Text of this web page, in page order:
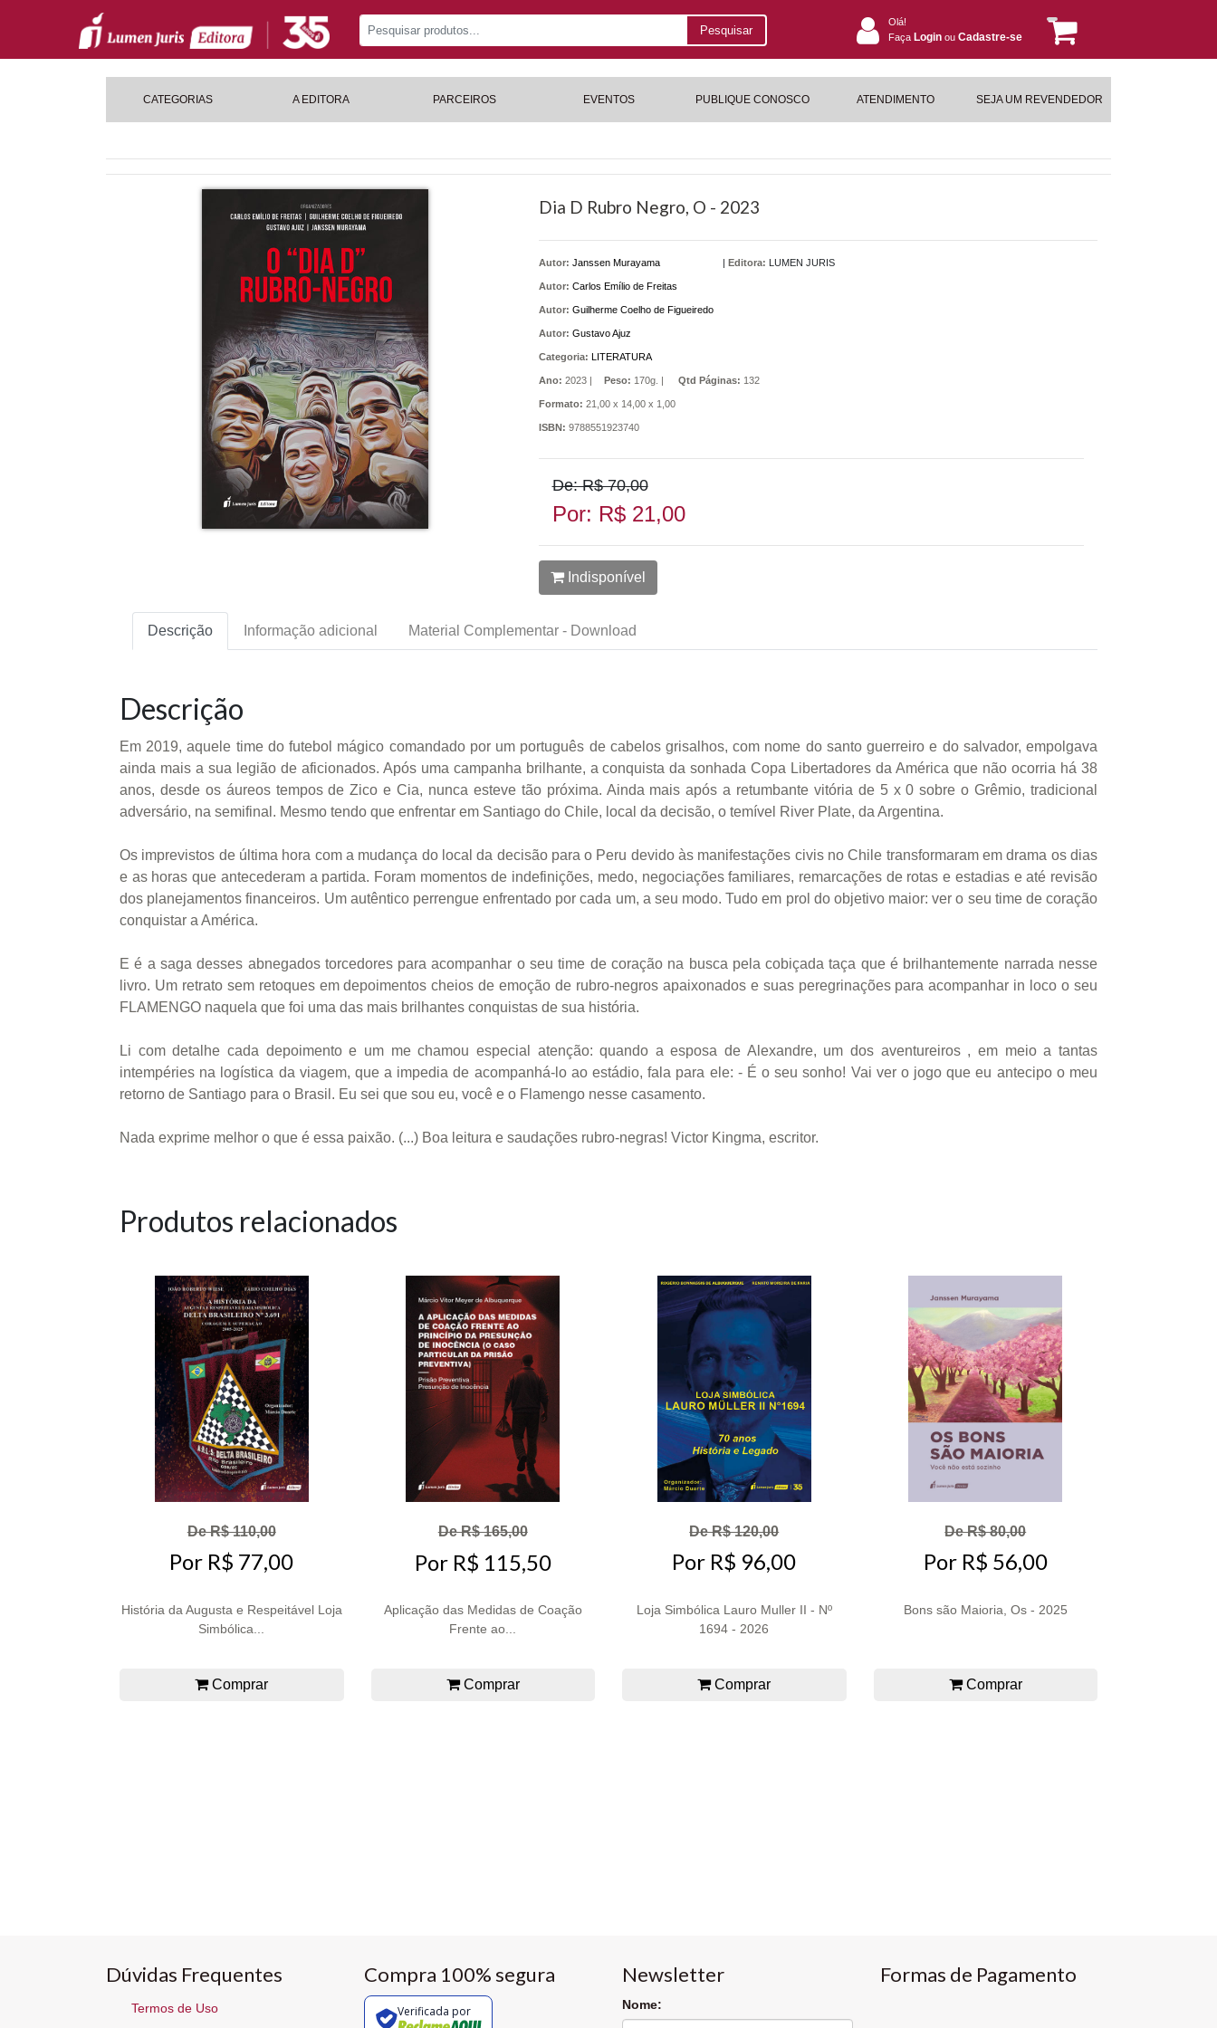
Pesquisar
Olá!
Faça Login ou Cadastre-se
CATEGORIAS A EDITORA PARCEIROS EVENTOS PUBLIQUE CONOSCO ATENDIMENTO SEJA UM REVENDEDOR
Dia D Rubro Negro, O - 2023
Autor: Janssen Murayama
Autor: Carlos Emílio de Freitas
Autor: Guilherme Coelho de Figueiredo
Autor: Gustavo Ajuz
| Editora: LUMEN JURIS
Categoria: LITERATURA
Ano: 2023 | Peso: 170g. | Qtd Páginas: 132
Formato: 21,00 x 14,00 x 1,00
ISBN: 9788551923740
De: R$ 70,00
Por: R$ 21,00
Indisponível
Descrição Informação adicional Material Complementar - Download
Descrição
Em 2019, aquele time do futebol mágico comandado por um português de cabelos grisalhos, com nome do santo guerreiro e do salvador, empolgava
ainda mais a sua legião de aficionados. Após uma campanha brilhante, a conquista da sonhada Copa Libertadores da América que não ocorria há 38
anos, desde os áureos tempos de Zico e Cia, nunca esteve tão próxima. Ainda mais após a retumbante vitória de 5 x 0 sobre o Grêmio, tradicional
adversário, na semifinal. Mesmo tendo que enfrentar em Santiago do Chile, local da decisão, o temível River Plate, da Argentina.
Os imprevistos de última hora com a mudança do local da decisão para o Peru devido às manifestações civis no Chile transformaram em drama os dias
e as horas que antecederam a partida. Foram momentos de indefinições, medo, negociações familiares, remarcações de rotas e estadias e até revisão
dos planejamentos financeiros. Um autêntico perrengue enfrentado por cada um, a seu modo. Tudo em prol do objetivo maior: ver o seu time de coração
conquistar a América.
E é a saga desses abnegados torcedores para acompanhar o seu time de coração na busca pela cobiçada taça que é brilhantemente narrada nesse
livro. Um retrato sem retoques em depoimentos cheios de emoção de rubro-negros apaixonados e suas peregrinações para acompanhar in loco o seu
FLAMENGO naquela que foi uma das mais brilhantes conquistas de sua história.
Li com detalhe cada depoimento e um me chamou especial atenção: quando a esposa de Alexandre, um dos aventureiros , em meio a tantas
intempéries na logística da viagem, que a impedia de acompanhá-lo ao estádio, fala para ele: - É o seu sonho! Vai ver o jogo que eu antecipo o meu
retorno de Santiago para o Brasil. Eu sei que sou eu, você e o Flamengo nesse casamento.
Nada exprime melhor o que é essa paixão. (...) Boa leitura e saudações rubro-negras! Victor Kingma, escritor.
Produtos relacionados
De R$ 110,00
Por R$ 77,00
História da Augusta e Respeitável Loja
Simbólica...
Comprar
De R$ 165,00
Por R$ 115,50
Aplicação das Medidas de Coação
Frente ao...
Comprar
De R$ 120,00
Por R$ 96,00
Loja Simbólica Lauro Muller II - Nº
1694 - 2026
Comprar
De R$ 80,00
Por R$ 56,00
Bons são Maioria, Os - 2025
Comprar
Dúvidas Frequentes
Termos de Uso
Compra 100% segura
Verificada por
Newsletter
Nome:
Formas de Pagamento